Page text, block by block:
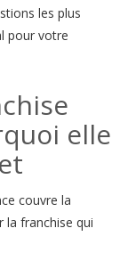
les plus
pour votre
elle
couvre la
la franchise qui